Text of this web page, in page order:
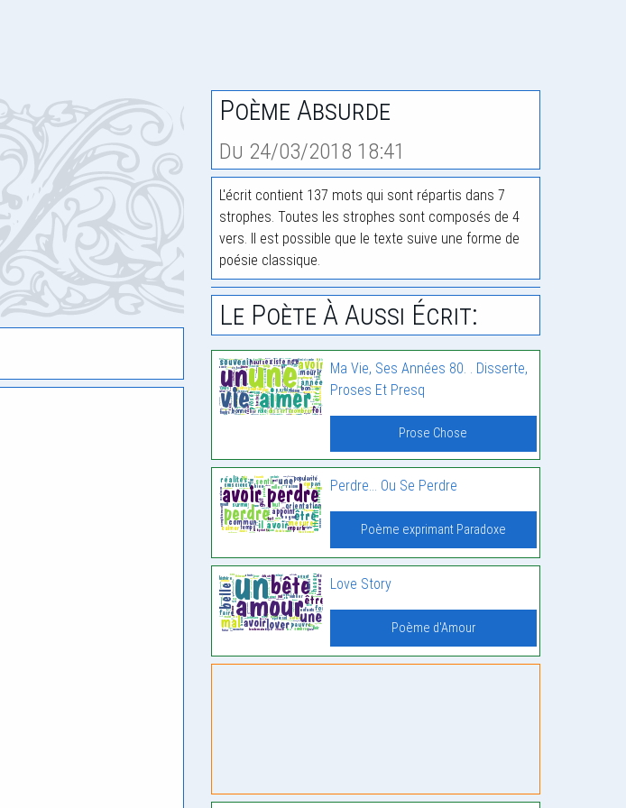
Poème Absurde
Du 24/03/2018 18:41
L'écrit contient 137 mots qui sont répartis dans 7
strophes. Toutes les strophes sont composés de 4
vers. Il est possible que le texte suive une forme de
poésie classique.
Le Poète À Aussi Écrit:
Ma Vie, Ses Années 80. . Disserte,
Proses Et Presq
Prose Chose
Perdre… Ou Se Perdre
Poème exprimant Paradoxe
Love Story
Poème d'Amour